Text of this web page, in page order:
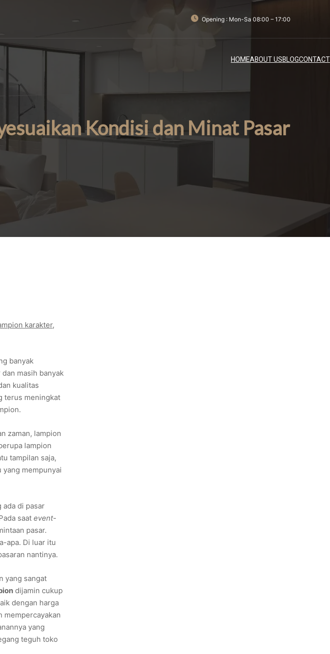
Opening : Mon-Sa 08:00 – 17:00
HOMEABOUT USBLOGCONTACT
Kondisi dan Minat Pasar
karakter
banyak
masih banyak
kualitas
terus meningkat
zaman, lampion
lampion
tampilan saja,
yang mempunyai
ada di pasar
saat event-
pasar.
apa. Di luar itu
nantinya.
yang sangat
dijamin cukup
dengan harga
mempercayakan
yang
teguh toko